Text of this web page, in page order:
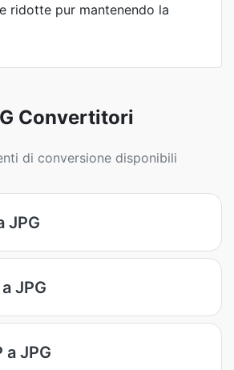
ridotte pur mantenendo la
Convertitori
di conversione disponibili
JPG
JPG
a JPG